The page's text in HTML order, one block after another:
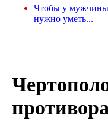
Чтобы у
нужно уметь...